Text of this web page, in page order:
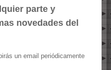
parte y
novedades del
un email periódicamente